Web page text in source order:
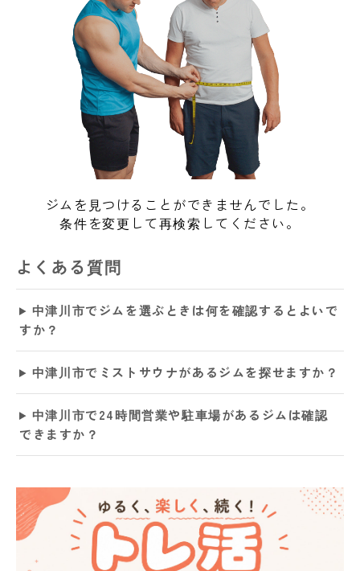
ジムを見つけることができませんでした。
条件を変更して再検索してください。
よくある質問
中津川市でジムを選ぶときは何を確認するとよいで
すか？
中津川市でミストサウナがあるジムを探せますか？
中津川市で24時間営業や駐車場があるジムは確認
できますか？